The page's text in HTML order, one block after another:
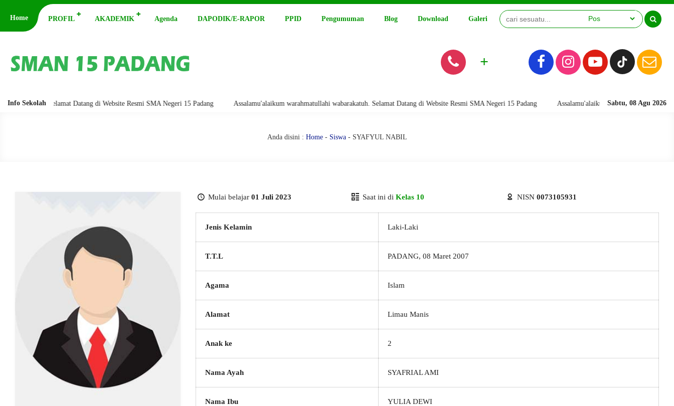
Home PROFIL AKADEMIK Agenda DAPODIK/E-RAPOR PPID Pengumuman Blog Download Galeri Video
+
Info Sekolah Sabtu, 08 Agu 2026
Selamat Datang di Website Resmi SMA Negeri 15 Padang Assalamu'alaikum warahmatullahi wabarakatuh. Selamat Datang di Website Resmi SMA Negeri 15 Padang Assalamu'alaikum warahmatullahi
Anda disini : Home- Siswa- SYAFYUL NABIL
Mulai belajar 01 Juli 2023 Saat ini di Kelas 10 NISN 0073105931
Jenis Kelamin Laki-Laki
T.T.L PADANG, 08 Maret 2007
Agama Islam
Alamat Limau Manis
Anak ke 2
Nama Ayah SYAFRIAL AMI
Nama Ibu YULIA DEWI